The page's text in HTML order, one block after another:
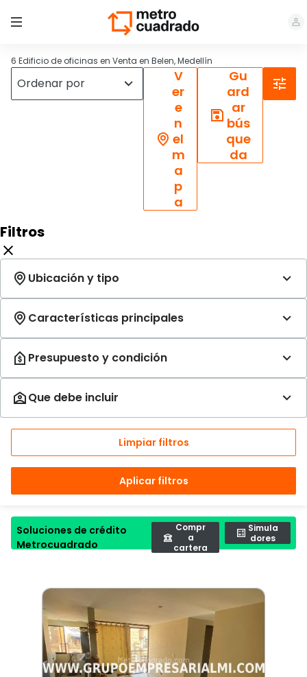
6 Edificio de oficinas en Venta en Belen, Medellín
V
er
e
n
el
m
a
p
a
Gu
ard
ar
bús
que
da
Filtros
Limpiar filtros
Aplicar filtros
Soluciones de crédito
Metrocuadrado
Compr
a
cartera
Simula
dores